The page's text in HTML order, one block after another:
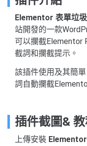
Elementor 表單垃圾
站開發的一款
可以攔截Elementor
截詞和攔截提示。
該插件使用及其簡
詞自動攔截
插件截圖&
上傳安裝